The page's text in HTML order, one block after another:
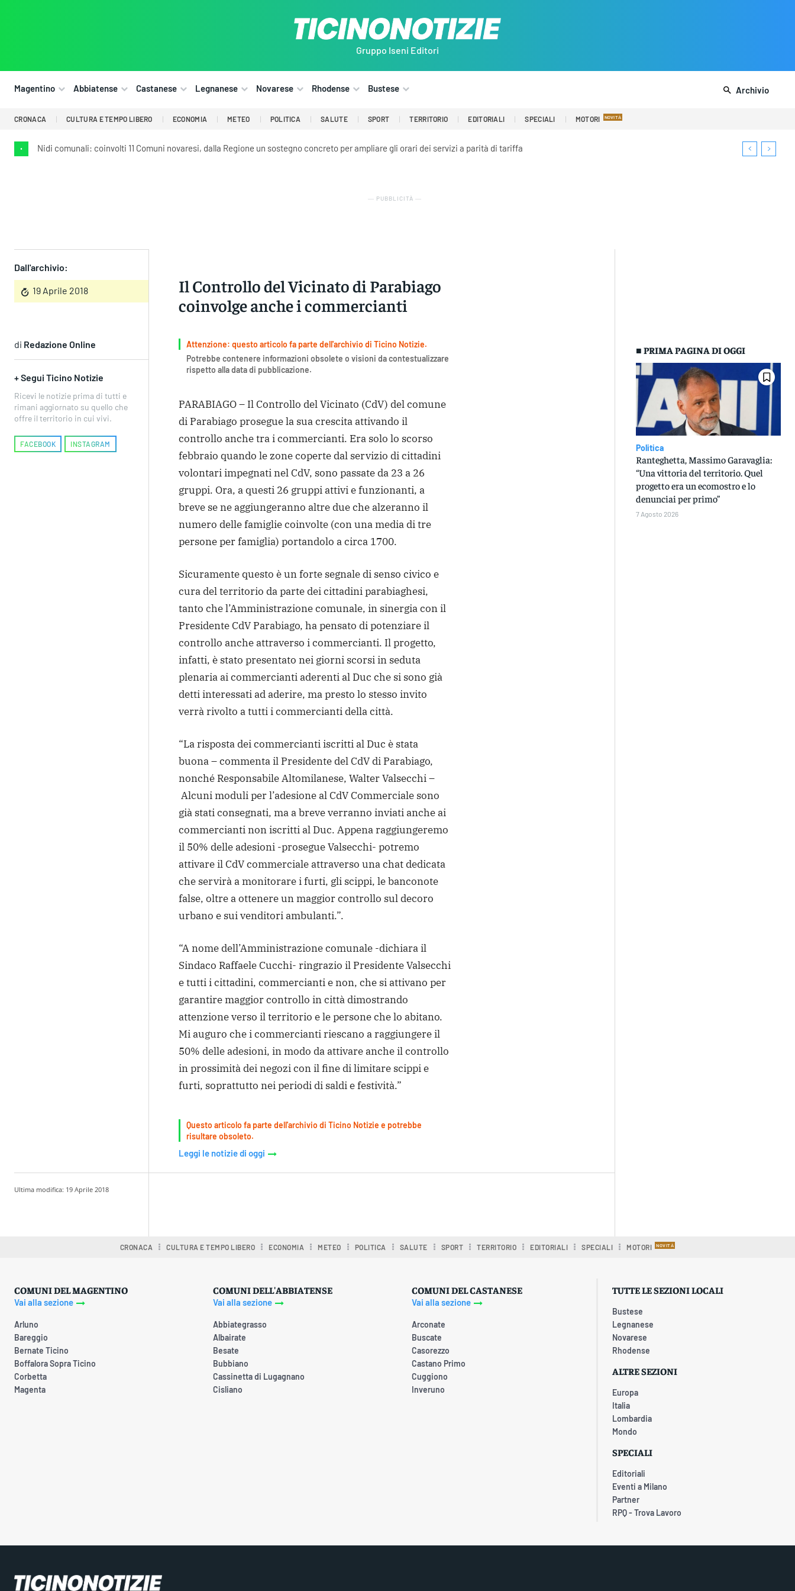
Gruppo Iseni Editori
Magentino Abbiatense Castanese Legnanese Novarese Rhodense Bustese Archivio
CRONACA CULTURA E TEMPO LIBERO ECONOMIA METEO POLITICA SALUTE SPORT TERRITORIO EDITORIALI SPECIALI MOTORI
• Nidi comunali: coinvolti 11 Comuni novaresi, dalla Regione un sostegno concreto per ampliare gli orari dei servizi a parità di tariffa
― PUBBLICITÀ ―
Dall'archivio:
19 Aprile 2018
Il Controllo del Vicinato di Parabiago
coinvolge anche i commercianti
di Redazione Online
+ Segui Ticino Notizie
Ricevi le notizie prima di tutti e
rimani aggiornato su quello che
offre il territorio in cui vivi.
FACEBOOK INSTAGRAM
Attenzione: questo articolo fa parte dell'archivio di Ticino Notizie.
Potrebbe contenere informazioni obsolete o visioni da contestualizzare
rispetto alla data di pubblicazione.
PARABIAGO – Il Controllo del Vicinato (CdV) del comune
di Parabiago prosegue la sua crescita attivando il
controllo anche tra i commercianti. Era solo lo scorso
febbraio quando le zone coperte dal servizio di cittadini
volontari impegnati nel CdV, sono passate da 23 a 26
gruppi. Ora, a questi 26 gruppi attivi e funzionanti, a
breve se ne aggiungeranno altre due che alzeranno il
numero delle famiglie coinvolte (con una media di tre
persone per famiglia) portandolo a circa 1700.
Sicuramente questo è un forte segnale di senso civico e
cura del territorio da parte dei cittadini parabiaghesi,
tanto che l’Amministrazione comunale, in sinergia con il
Presidente CdV Parabiago, ha pensato di potenziare il
controllo anche attraverso i commercianti. Il progetto,
infatti, è stato presentato nei giorni scorsi in seduta
plenaria ai commercianti aderenti al Duc che si sono già
detti interessati ad aderire, ma presto lo stesso invito
verrà rivolto a tutti i commercianti della città.
“La risposta dei commercianti iscritti al Duc è stata
buona – commenta il Presidente del CdV di Parabiago,
nonché Responsabile Altomilanese, Walter Valsecchi –
Alcuni moduli per l’adesione al CdV Commerciale sono
già stati consegnati, ma a breve verranno inviati anche ai
commercianti non iscritti al Duc. Appena raggiungeremo
il 50% delle adesioni -prosegue Valsecchi- potremo
attivare il CdV commerciale attraverso una chat dedicata
che servirà a monitorare i furti, gli scippi, le banconote
false, oltre a ottenere un maggior controllo sul decoro
urbano e sui venditori ambulanti.”.
“A nome dell’Amministrazione comunale -dichiara il
Sindaco Raffaele Cucchi- ringrazio il Presidente Valsecchi
e tutti i cittadini, commercianti e non, che si attivano per
garantire maggior controllo in città dimostrando
attenzione verso il territorio e le persone che lo abitano.
Mi auguro che i commercianti riescano a raggiungere il
50% delle adesioni, in modo da attivare anche il controllo
in prossimità dei negozi con il fine di limitare scippi e
furti, soprattutto nei periodi di saldi e festività.”
Questo articolo fa parte dell'archivio di Ticino Notizie e potrebbe
risultare obsoleto.
Leggi le notizie di oggi
■ PRIMA PAGINA DI OGGI
Politica
Ranteghetta, Massimo Garavaglia:
“Una vittoria del territorio. Quel
progetto era un ecomostro e lo
denunciai per primo”
7 Agosto 2026
Ultima modifica: 19 Aprile 2018
CRONACA CULTURA E TEMPO LIBERO ECONOMIA METEO POLITICA SALUTE SPORT TERRITORIO EDITORIALI SPECIALI MOTORI
COMUNI DEL MAGENTINO
Vai alla sezione
Arluno
Bareggio
Bernate Ticino
Boffalora Sopra Ticino
Corbetta
Magenta
COMUNI DELL'ABBIATENSE
Vai alla sezione
Abbiategrasso
Albairate
Besate
Bubbiano
Cassinetta di Lugagnano
Cisliano
COMUNI DEL CASTANESE
Vai alla sezione
Arconate
Buscate
Casorezzo
Castano Primo
Cuggiono
Inveruno
TUTTE LE SEZIONI LOCALI
Bustese
Legnanese
Novarese
Rhodense
ALTRE SEZIONI
Europa
Italia
Lombardia
Mondo
SPECIALI
Editoriali
Eventi a Milano
Partner
RPQ - Trova Lavoro